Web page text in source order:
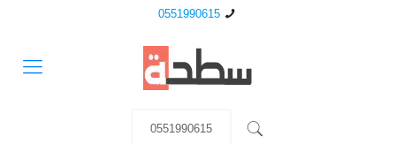
0551990615
0551990615